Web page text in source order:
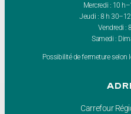
Mercredi : 10
Jeudi : 8 h
Vendredi :
Samedi :
Possibilité de fermeture
Carrefour